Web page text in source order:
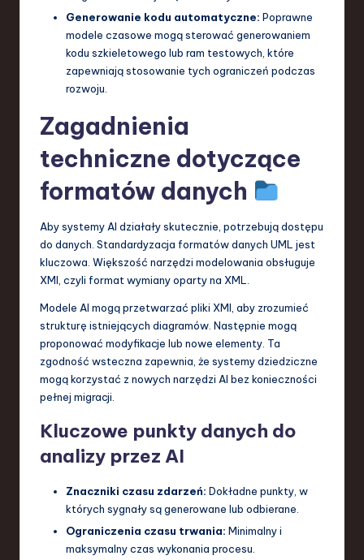
Generowanie kodu automatyczne: Poprawne
modele czasowe mogą sterować generowaniem
kodu szkieletowego lub ram testowych, które
zapewniają stosowanie tych ograniczeń podczas
rozwoju.
Zagadnienia
techniczne dotyczące
formatów danych
Aby systemy AI działały skutecznie, potrzebują dostępu
do danych. Standardyzacja formatów danych UML jest
kluczowa. Większość narzędzi modelowania obsługuje
XMI, czyli format wymiany oparty na XML.
Modele AI mogą przetwarzać pliki XMI, aby zrozumieć
strukturę istniejących diagramów. Następnie mogą
proponować modyfikacje lub nowe elementy. Ta
zgodność wsteczna zapewnia, że systemy dziedziczne
mogą korzystać z nowych narzędzi AI bez konieczności
pełnej migracji.
Kluczowe punkty danych do
analizy przez AI
Znaczniki czasu zdarzeń: Dokładne punkty, w
których sygnały są generowane lub odbierane.
Ograniczenia czasu trwania: Minimalny i
maksymalny czas wykonania procesu.